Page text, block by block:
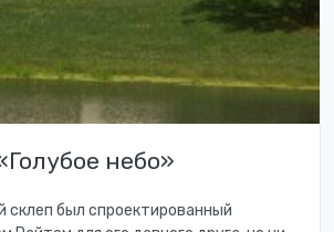
небо»
склеп был спроектированный